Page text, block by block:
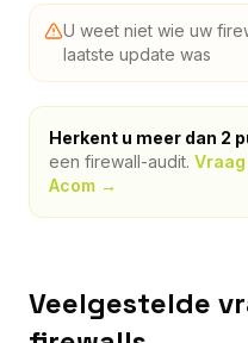
U weet niet wie uw
laatste update was
Herkent u meer dan 2
een firewall-audit.
Acom →
Veelgestelde